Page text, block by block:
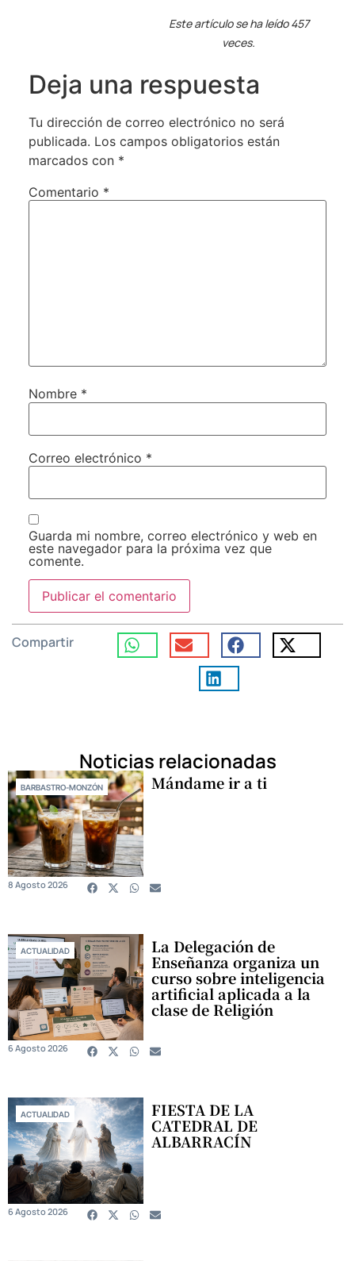
Este artículo se ha leído 457
veces.
Deja una respuesta
Tu dirección de correo electrónico no será
publicada. Los campos obligatorios están
marcados con *
Comentario *
Nombre *
Correo electrónico *
Guarda mi nombre, correo electrónico y web en
este navegador para la próxima vez que
comente.
Compartir
Noticias relacionadas
BARBASTRO-MONZÓN Mándame ir a ti
8 Agosto 2026
ACTUALIDAD La Delegación de
Enseñanza organiza un
curso sobre inteligencia
artificial aplicada a la
clase de Religión
6 Agosto 2026
ACTUALIDAD FIESTA DE LA
CATEDRAL DE
ALBARRACÍN
6 Agosto 2026